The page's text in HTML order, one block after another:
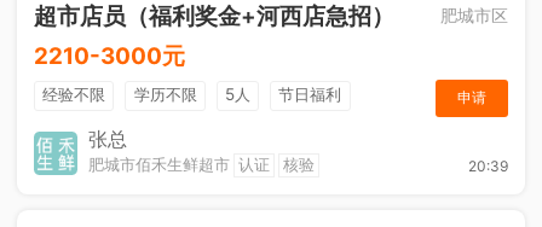
超市店员（福利奖金+河西店急招） 肥城市区
2210-3000元
经验不限 学历不限 5人
节日福利
综合补贴
申请
张总
肥城市佰禾生鲜超市 认证 核验 20:39